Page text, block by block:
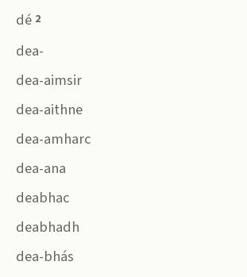
dé 2
dea-
dea-aimsir
dea-aithne
dea-amharc
dea-ana
deabhac
deabhadh
dea-bhás